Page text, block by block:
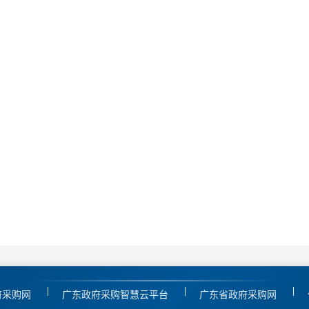
购网 广东政府采购智慧云平台 广东省政府采购网